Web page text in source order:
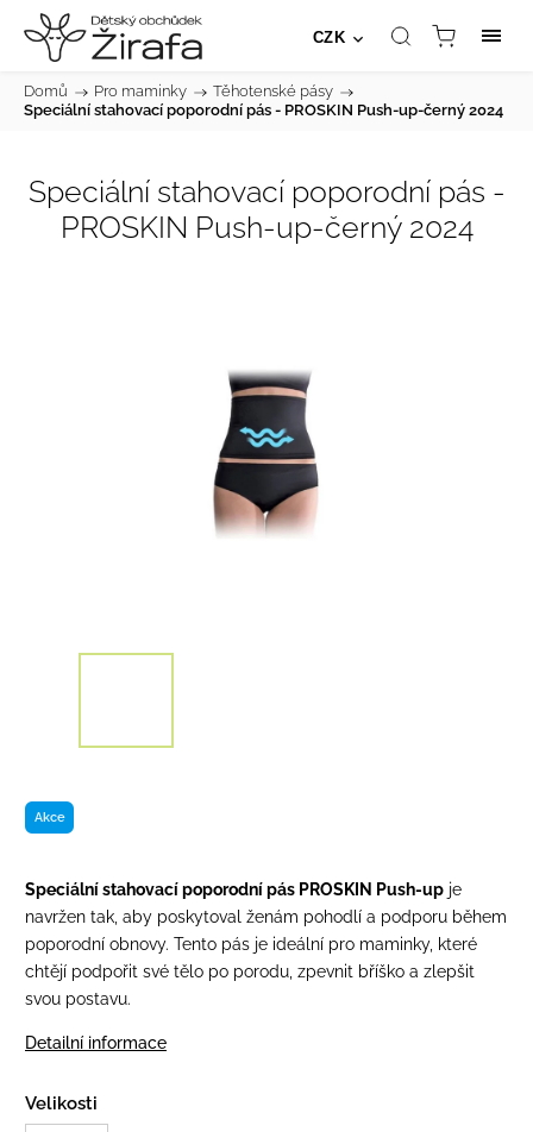
CZK
Domů / Pro maminky / Těhotenské pásy /
Speciální stahovací poporodní pás - PROSKIN Push-up-černý 2024
Speciální stahovací poporodní pás -
PROSKIN Push-up-černý 2024
Akce
Speciální stahovací poporodní pás PROSKIN Push-up je
navržen tak, aby poskytoval ženám pohodlí a podporu během
poporodní obnovy. Tento pás je ideální pro maminky, které
chtějí podpořit své tělo po porodu, zpevnit bříško a zlepšit
svou postavu.
Detailní informace
Velikosti